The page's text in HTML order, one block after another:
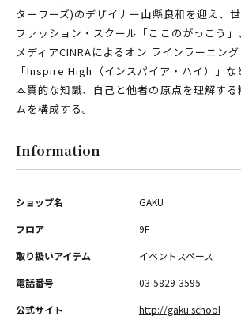
ターワーズ)のデザイナー山縣良和を迎え、
ファッション・スクール「ここのがっこう」
メディアCINRAによるオン ラインラーニング
「Inspire High（インスパイア・ハイ）」な
本質的な知識、自己と他者の原点を理解す
ムを構成する。
Information
ショップ名
GAKU
フロア
9F
取り扱いアイテム
イベントスペース
電話番号
03-5829-3595
公式サイト
http://gaku.school